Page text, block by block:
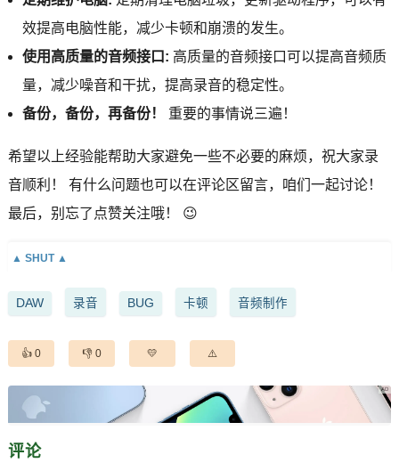
效提高电脑性能，减少卡顿和崩溃的发生。
使用高质量的音频接口: 高质量的音频接口可以提高音频质
量，减少噪音和干扰，提高录音的稳定性。
备份，备份，再备份！
重要的事情说三遍！
希望以上经验能帮助大家避免一些不必要的麻烦，祝大家录
音顺利！ 有什么问题也可以在评论区留言，咱们一起讨论！
最后，别忘了点赞关注哦！ 😉
DAW 录音 BUG 卡顿 音频制作
0 0
评论